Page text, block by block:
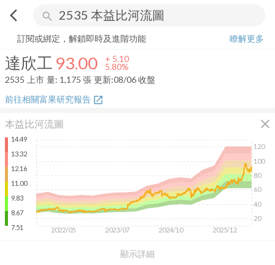
arrow_back_ios search
達欣工 93.00 + 5.80%
訂閱或綁定，解鎖即時及進階功能
瞭解更多
達欣工 93.00 + 5.10
5.80%
2535
上市 量: 1,175 張 更新:08/06 收盤
前往相關富果研究報告 open_in_new
本益比河流圖 close
顯示詳細
14.49
13.32
12.16
11.00
9.83
8.67
7.51
2022/05 2023/07 2024/10 2025/12
20
40
60
80
100
120